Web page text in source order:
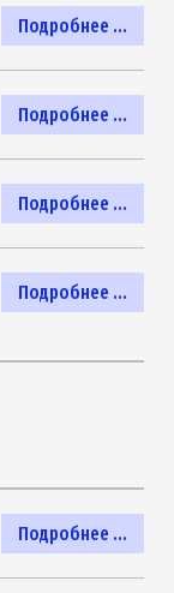
Подробнее ...
Подробнее ...
Подробнее ...
Подробнее ...
Подробнее ...